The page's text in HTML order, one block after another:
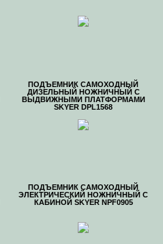
ПОДЪЕМНИК САМОХОДНЫЙ
ДИЗЕЛЬНЫЙ НОЖНИЧНЫЙ С
ВЫДВИЖНЫМИ ПЛАТФОРМАМИ
SKYER DPL1568
ПОДЪЕМНИК САМОХОДНЫЙ
ЭЛЕКТРИЧЕСКИЙ НОЖНИЧНЫЙ С
КАБИНОЙ SKYER NPF0905